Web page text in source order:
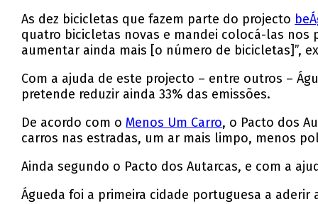
As dez bicicletas que fazem parte do projecto
quatro bicicletas novas e mandei colocá-las nos
aumentar ainda mais [o número de bicicletas]”,
Com a ajuda de este projecto – entre outros –
pretende reduzir ainda 33% das emissões.
De acordo com oMenos Um Carro, o Pacto dos
carros nas estradas, um ar mais limpo, menos
Ainda segundo o Pacto dos Autarcas, e com a
Águeda foi a primeira cidade portuguesa a aderir